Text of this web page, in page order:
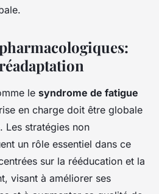
le syndrome de fatigue
en charge doit être globale
Les stratégies non
un rôle essentiel dans ce
sur la rééducation et la
visant à améliorer ses